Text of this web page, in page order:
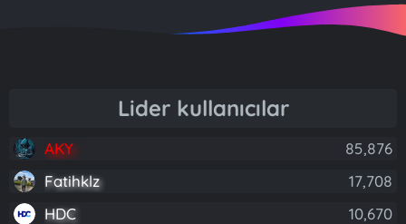
Lider kullanıcılar
AKY
85,876
Fatihklz
17,708
HDC
10,670